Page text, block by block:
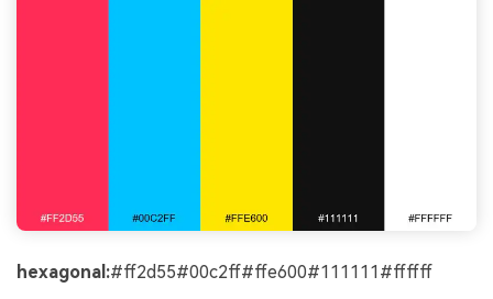
hexagonal:#ff2d55#00c2ff#ffe600#111111#ffffff